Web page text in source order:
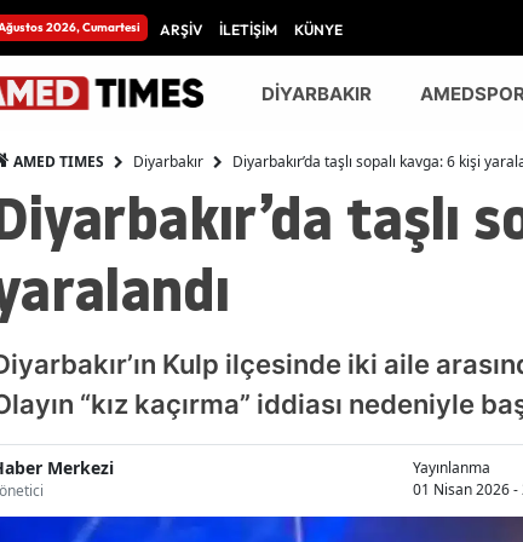
2026, Cumartesi ARŞİV İLETİŞİM KÜNYE
DİYARBAKIR AMEDSPOR
AMED TIMES Diyarbakır Diyarbakır’da taşlı sopalı kavga: 6 kişi
taşlı
Kulp ilçesinde iki aile
“kız kaçırma” iddiası nedeniyle
Merkezi
Yayınlanma
01 Nisan 2026 -